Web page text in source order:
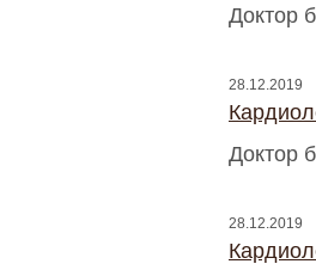
Доктор
28.12.2019
Доктор
28.12.2019